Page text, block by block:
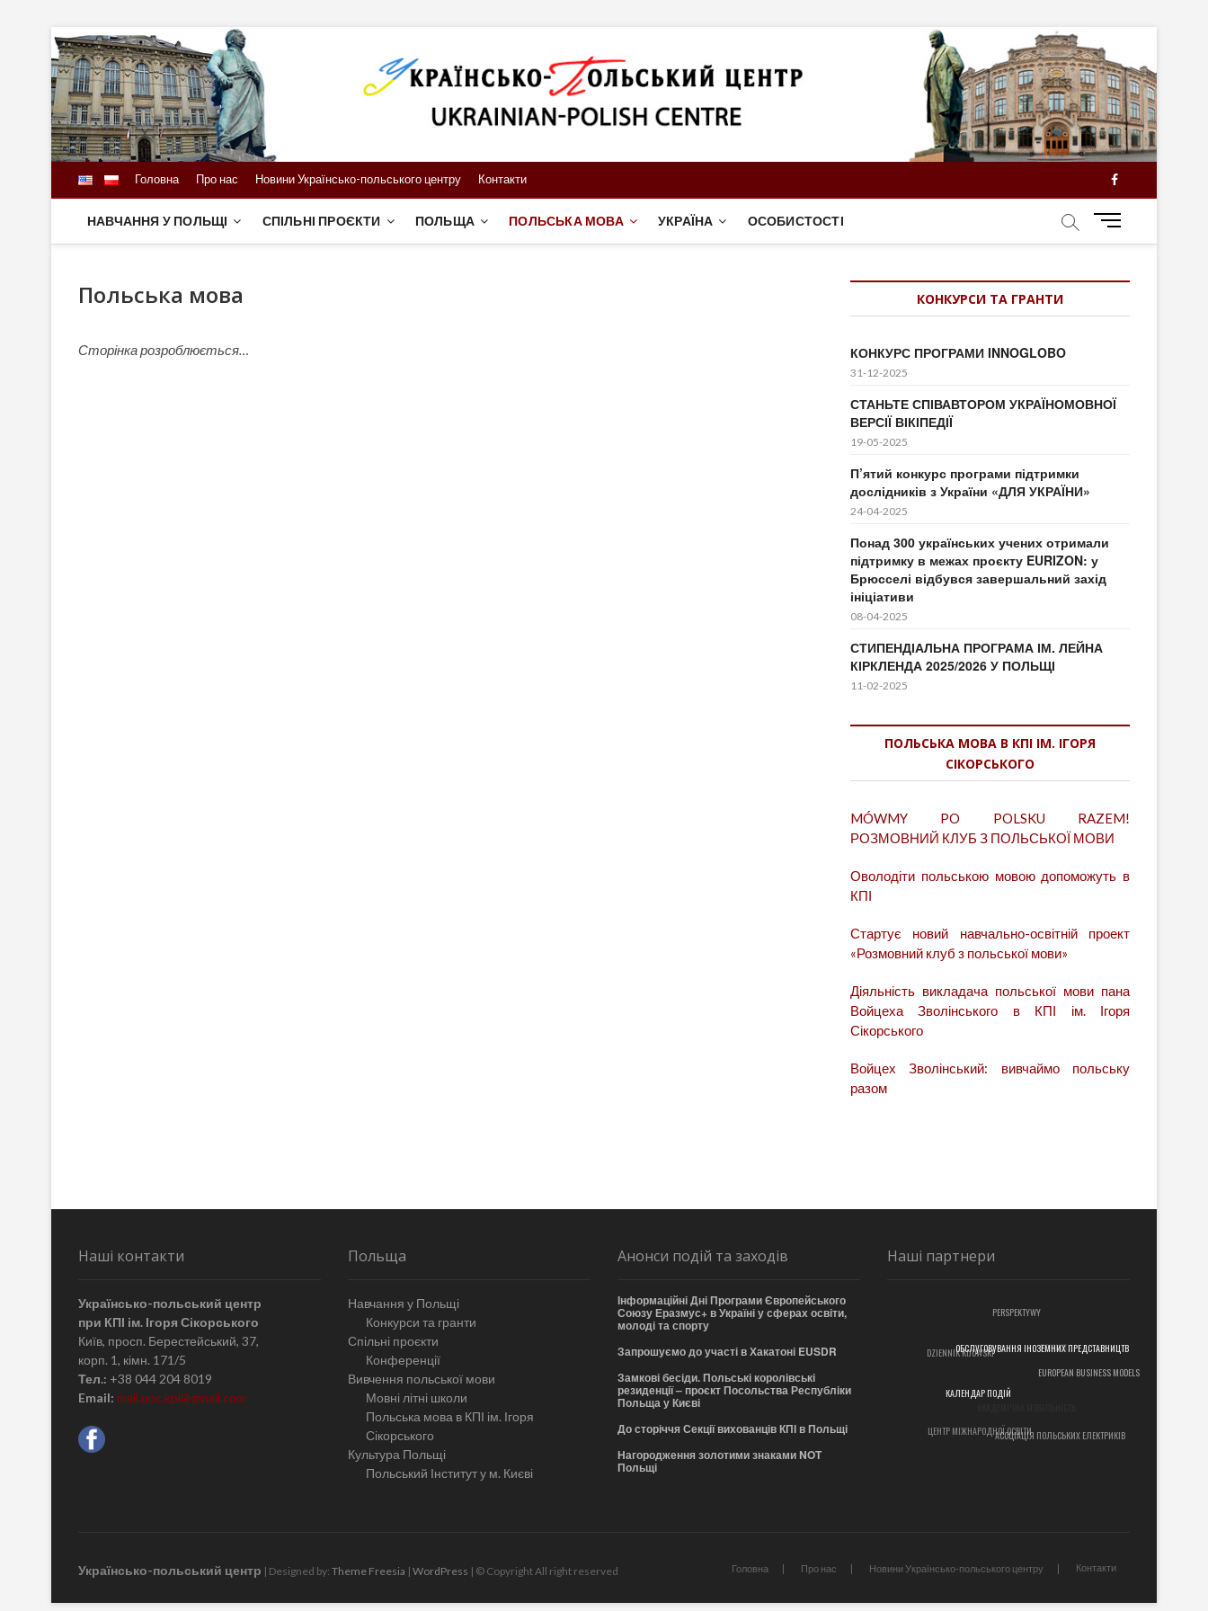
Skip
to
content
Головна Про нас Новини Українсько-польського центру Контакти Facebook
НАВЧАННЯ У ПОЛЬЩІ СПІЛЬНІ ПРОЄКТИ ПОЛЬЩА ПОЛЬСЬКА МОВА УКРАЇНА ОСОБИСТОСТІ
M
u
u
n
Польська мова
Сторінка розроблюється…
КОНКУРСИ ТА ГРАНТИ
КОНКУРС ПРОГРАМИ INNOGLOBO
31-12-2025
СТАНЬТЕ СПІВАВТОРОМ УКРАЇНОМОВНОЇ
ВЕРСІЇ ВІКІПЕДІЇ
19-05-2025
П’ятий конкурс програми підтримки
дослідників з України «ДЛЯ УКРАЇНИ»
24-04-2025
Понад 300 українських учених отримали
підтримку в межах проєкту EURIZON: у
Брюсселі відбувся завершальний захід
ініціативи
08-04-2025
СТИПЕНДІАЛЬНА ПРОГРАМА ІМ. ЛЕЙНА
КІРКЛЕНДА 2025/2026 У ПОЛЬЩІ
11-02-2025
ПОЛЬСЬКА МОВА В КПІ ІМ. ІГОРЯ
СІКОРСЬКОГО
MÓWMY PO POLSKU RAZEM!
РОЗМОВНИЙ КЛУБ З ПОЛЬСЬКОЇ МОВИ
Оволодіти польською мовою допоможуть в
КПІ
Стартує новий навчально-освітній проект
«Розмовний клуб з польської мови»
Діяльність викладача польської мови пана
Войцеха Зволінського в КПІ ім. Ігоря
Сікорського
Войцех Зволінський: вивчаймо польську
разом
Наші контакти
Українсько-польський центр
при КПІ ім. Ігоря Сікорського
Київ, просп. Берестейський, 37,
корп. 1, кімн. 171/5
Тел.: +38 044 204 8019
Email: mail.upc.kpi@gmail.com
Польща
Навчання у Польщі
Конкурси та гранти
Спільні проєкти
Конференції
Вивчення польської мови
Мовні літні школи
Польська мова в КПІ ім. Ігоря
Сікорського
Культура Польщі
Польський Інститут у м. Києві
Анонси подій та заходів
Інформаційні Дні Програми Європейського
Союзу Еразмус+ в Україні у сферах освіти,
молоді та спорту
Запрошуємо до участі в Хакатоні EUSDR
Замкові бесіди. Польські королівські
резиденції – проєкт Посольства Республіки
Польща у Києві
До сторіччя Секції вихованців КПІ в Польщі
Нагородження золотими знаками NOT
Польщі
Наші партнери
DZIENNIK KIJOWSKI
PERSPEKTYWY
АКАДЕМІЧНА МОБІЛЬНІСТЬ
ЦЕНТР МІЖНАРОДНОЇ ОСВІТИ
КАЛЕНДАР ПОДІЙ
ОБСЛУГОВУВАННЯ ІНОЗЕМНИХ ПРЕДСТАВНИЦТВ
EUROPEAN BUSINESS MODELS
АСОЦІАЦІЯ ПОЛЬСЬКИХ ЕЛЕКТРИКІВ
Головна Про нас Новини Українсько-польського центру Контакти
Українсько-польський центр | Designed by: Theme Freesia | WordPress | © Copyright All right reserved